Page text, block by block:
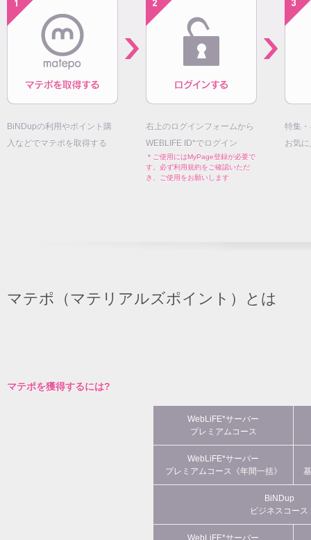
BiNDupの利用やポイント購
入などでマテポを取得する
右上のログインフォームから
WEBLIFE ID*でログイン
＊ご使用にはMyPage登録が必要で
す。必ず利用規約をご確認いただ
き、ご使用をお願いします
特集
お気
マテポ（マテリアルズポイント）とは
マテポを獲得するには?
WebLiFE*サーバー
プレミアムコース
WebLiFE*サーバー
プレミアムコース《年間一括》
BiNDup
ビジネスコース
WebLiFE*サーバー